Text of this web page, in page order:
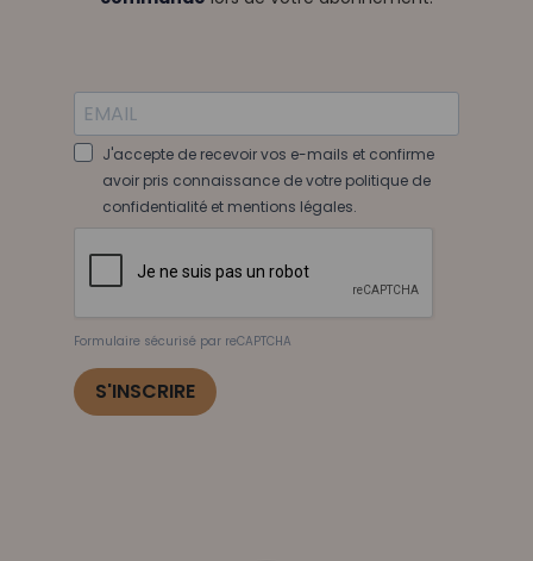
J'accepte de recevoir vos e-mails et confirme
avoir pris connaissance de votre politique de
confidentialité et mentions légales.
Formulaire sécurisé par reCAPTCHA
S'INSCRIRE